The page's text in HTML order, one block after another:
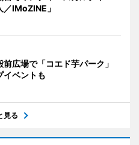
IMoZINE」
前広場で「コエド芋パーク」
ベントも
見る